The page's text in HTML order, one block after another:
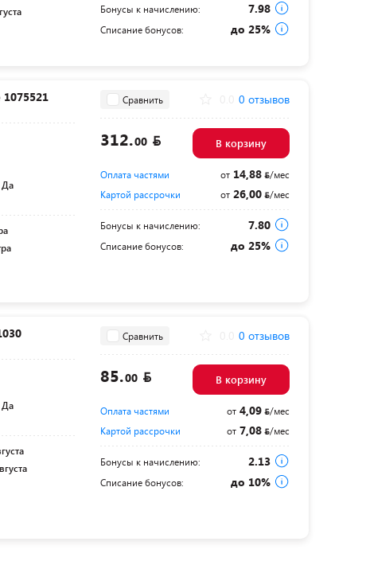
Бонусы к начислению: 7.98
Списание бонусов: до 25%
Да
Сравнить 0 отзывов
312.00 В корзину
Оплата частями от14,88
/мес
Картой рассрочки
от26,00 /мес
Бонусы к начислению: 7.80
Списание бонусов: до 25%
Да
Сравнить 0 отзывов
85.00 В корзину
Оплата частями от4,09
/мес
Картой рассрочки
от7,08 /мес
Бонусы к начислению: 2.13
Списание бонусов: до 10%